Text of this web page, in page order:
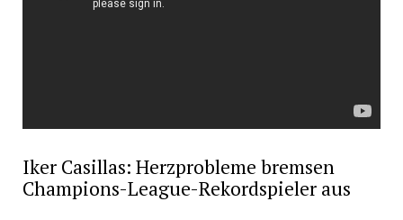
Iker Casillas: Herzprobleme bremsen
Champions-League-Rekordspieler aus